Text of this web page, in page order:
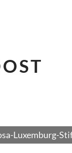
Luxemburg-